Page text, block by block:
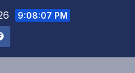
9:08:08 PM